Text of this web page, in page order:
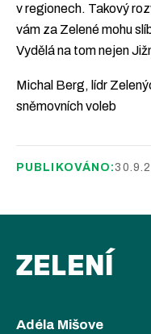
v regionech. Takový
vám za Zelené mohu
Vydělá na tom nejen
Michal Berg, lídr
sněmovních voleb
PUBLIKOVÁNO:
ZELENÍ
Adéla Mišove